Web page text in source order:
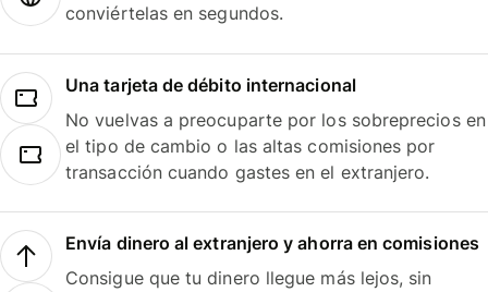
conviértelas en segundos.
Una tarjeta de débito internacional
No vuelvas a preocuparte por los sobreprecios en
el tipo de cambio o las altas comisiones por
transacción cuando gastes en el extranjero.
Envía dinero al extranjero y ahorra en comisiones
Consigue que tu dinero llegue más lejos, sin